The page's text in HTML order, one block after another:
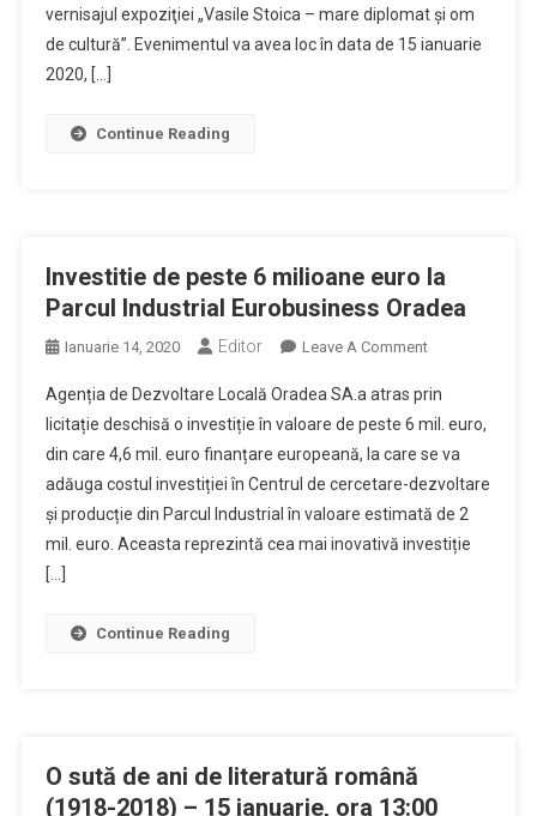
Mare
Diplomat
vernisajul expoziţiei „Vasile Stoica – mare diplomat și om
de cultură”. Evenimentul va avea loc în data de 15 ianuarie
2020, […]
Continue Reading
Investitie de peste 6 milioane euro la
Parcul Industrial Eurobusiness Oradea
Ianuarie 14, 2020 Editor Leave A CommentOn
De
Peste
6
Milioane
Euro
La
Agenția de Dezvoltare Locală Oradea SA.a atras prin
licitație deschisă o investiție în valoare de peste 6 mil. euro,
din care 4,6 mil. euro finanțare europeană, la care se va
adăuga costul investiției în Centrul de cercetare-dezvoltare
și producție din Parcul Industrial în valoare estimată de 2
mil. euro. Aceasta reprezintă cea mai inovativă investiție
[…]
Continue Reading
O sută de ani de literatură română
(1918-2018) – 15 ianuarie, ora 13:00